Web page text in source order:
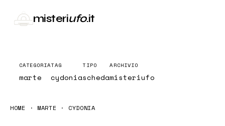
misteriufo.it
CATEGORIA
marte
TAG
cydonia
TIPO
scheda
ARCHIVIO
misteriufo
HOME · MARTE · CYDONIA